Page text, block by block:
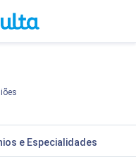
e Especialidades